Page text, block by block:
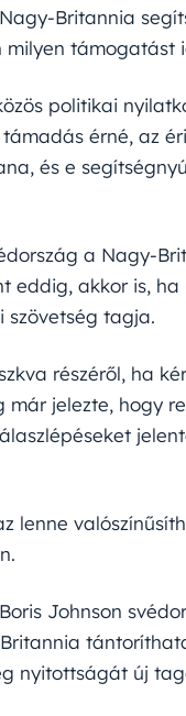
Britannia
támogatást
politikai
érné, az
és e
a Nagy-
eddig, akkor is,
szövetség tagja.
részéről, ha
már jelezte, hogy
lenne
Johnson
nyitottságát új